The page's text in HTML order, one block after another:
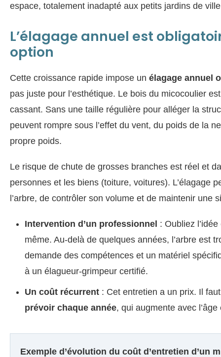
espace, totalement inadapté aux petits jardins de
L’élagage annuel est
option
Cette croissance rapide impose un élagage annuel
pas juste pour l’esthétique. Le bois du micocoulier
cassant. Sans une taille régulière pour alléger la
peuvent rompre sous l’effet du vent, du poids de la
propre poids.
Le risque de chute de grosses branches est réel et
personnes et les biens (toiture, voitures). L’élagage
l’arbre, de contrôler son volume et de maintenir une
Intervention d’un professionnel : Oubliez
même. Au-delà de quelques années, l’arbre est
demande des compétences et un matériel
à un élagueur-grimpeur certifié.
Un coût récurrent : Cet entretien a un prix. Il
prévoir chaque année, qui augmente avec
Exemple d’évolution du coût d’entretien d’un